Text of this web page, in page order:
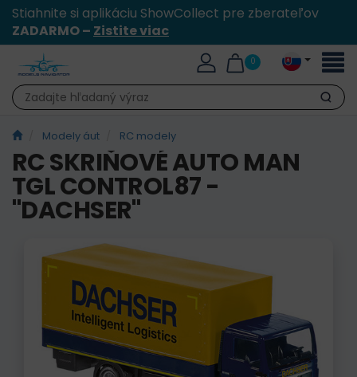
Stiahnite si aplikáciu ShowCollect pre zberateľov
ZADARMO – Zistite viac
0
Hľadať
Modely áut RC modely
RC SKRIŇOVÉ AUTO MAN
TGL CONTROL87 -
"DACHSER"